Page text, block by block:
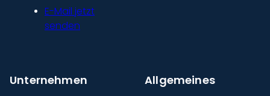
E-Mail jetzt
senden
Unternehmen Allgemeines